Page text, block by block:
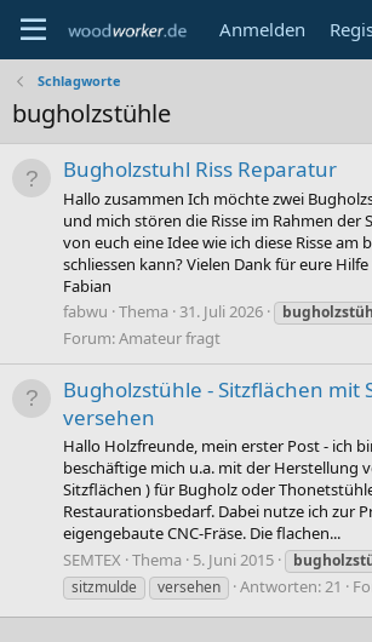
Anmelden
Schlagworte
bugholzstühle
Bugholzstuhl Riss Reparatur
Hallo zusammen Ich möchte zwei
und mich stören die Risse im Rahmen der
von euch eine Idee wie ich diese Risse am
schliessen kann? Vielen Dank für eure
Fabian
fabwu Thema 31. Juli 2026
Forum:Amateur fragt
Bugholzstühle - Sitzflächen mit
versehen
Hallo Holzfreunde, mein erster Post - ich
beschäftige mich u.a. mit der Herstellung
Sitzflächen ) für Bugholz oder
Restaurationsbedarf. Dabei nutze ich zur
eigengebaute CNC-Fräse. Die flachen...
SEMTEX Thema 5. Juni 2015
sitzmulde
versehen Antworten: 21